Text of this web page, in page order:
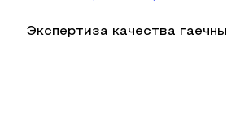
Экспертиза качества